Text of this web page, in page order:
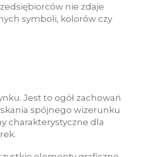
nie zdaje
symboli, kolorów czy
Jest to ogół zachowań
spójnego wizerunku
charakterystyczne dla